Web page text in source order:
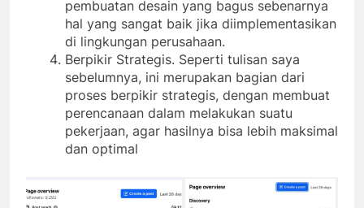
pembuatan desain yang bagus sebenarnya
hal yang sangat baik jika diimplementasikan
di lingkungan perusahaan.
Berpikir Strategis. Seperti tulisan saya
sebelumnya, ini merupakan bagian dari
proses berpikir strategis, dengan membuat
perencanaan dalam melakukan suatu
pekerjaan, agar hasilnya bisa lebih maksimal
dan optimal